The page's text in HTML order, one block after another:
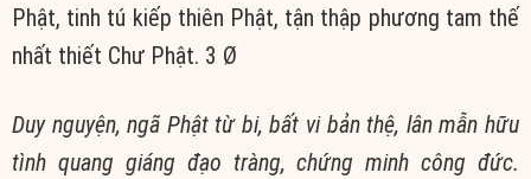
Phật, tinh tú kiếp thiên Phật, tận thập phương tam thế
nhất thiết Chư Phật. 3 Ø
Duy nguyện, ngã Phật từ bi, bất vi bản thệ, lân mẫn hữu
tình quang giáng đạo tràng, chứng minh công đức.